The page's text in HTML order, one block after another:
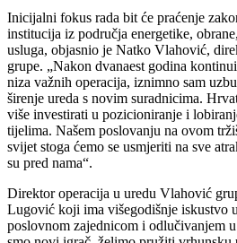
Inicijalni fokus rada bit će praćenje
institucija iz područja energetike,
usluga, objasnio je Natko Vlahović,
grupe. „Nakon dvanaest godina
niza važnih operacija, iznimno sam
širenje ureda s novim suradnicima.
više investirati u pozicioniranje i
tijelima. Našem poslovanju na ovom
svijet stoga ćemo se usmjeriti na sve
su pred nama“.
Direktor operacija u uredu Vlahović
Lugović koji ima višegodišnje iskustvo
poslovnom zajednicom i odlučivanjem